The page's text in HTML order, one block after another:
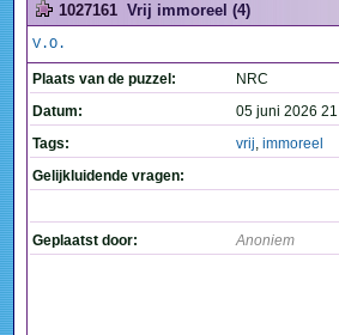
1027161 Vrij immoreel (4)
V.O.
Plaats van de puzzel:
NRC
Datum:
05 juni 2026
Tags:
vrij, immoreel
Gelijkluidende vragen:
Geplaatst door: Anoniem